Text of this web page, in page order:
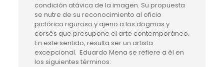
condición atávica de la imagen. Su propuesta
se nutre de su reconocimiento al oficio
pictórico riguroso y ajeno a los dogmas y
corsés que presupone el arte contemporáneo.
En este sentido, resulta ser un artista
excepcional. Eduardo Mena se refiere a él en
los siguientes términos: